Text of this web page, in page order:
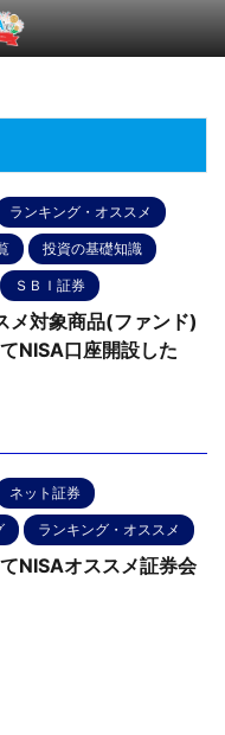
ランキング・オススメ
投資の基礎知識
ＳＢＩ証券
メ対象商品(ファンド)
NISA口座開設した
ネット証券
ランキング・オススメ
NISAオススメ証券会